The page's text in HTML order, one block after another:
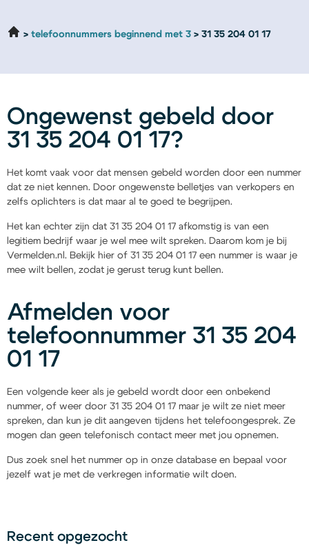
telefoonnummers beginnend met 3 31 35 204 01 17
Ongewenst gebeld door
31 35 204 01 17?
Het komt vaak voor dat mensen gebeld worden door een nummer
dat ze niet kennen. Door ongewenste belletjes van verkopers en
zelfs oplichters is dat maar al te goed te begrijpen.
Het kan echter zijn dat 31 35 204 01 17 afkomstig is van een
legitiem bedrijf waar je wel mee wilt spreken. Daarom kom je bij
Vermelden.nl. Bekijk hier of 31 35 204 01 17 een nummer is waar je
mee wilt bellen, zodat je gerust terug kunt bellen.
Afmelden voor
telefoonnummer 31 35 204
01 17
Een volgende keer als je gebeld wordt door een onbekend
nummer, of weer door 31 35 204 01 17 maar je wilt ze niet meer
spreken, dan kun je dit aangeven tijdens het telefoongesprek. Ze
mogen dan geen telefonisch contact meer met jou opnemen.
Dus zoek snel het nummer op in onze database en bepaal voor
jezelf wat je met de verkregen informatie wilt doen.
Recent opgezocht